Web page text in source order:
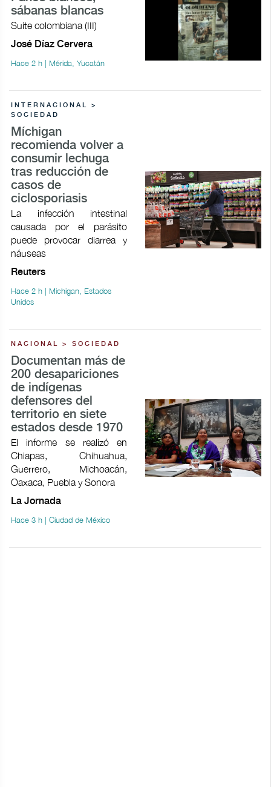
sábanas blancas
Suite colombiana (III)
José Díaz Cervera
Hace 2 h | Mérida, Yucatán
INTERNACIONAL >
SOCIEDAD
Míchigan
recomienda volver a
consumir lechuga
tras reducción de
casos de
ciclosporiasis
La infección intestinal
causada por el parásito
puede provocar ​diarrea y
náuseas
Reuters
Hace 2 h | Michigan, Estados
Unidos
NACIONAL > SOCIEDAD
Documentan más de
200 desapariciones
de indígenas
defensores del
territorio en siete
estados desde 1970
El informe se realizó en
Chiapas, Chihuahua,
Guerrero, Michoacán,
Oaxaca, Puebla y Sonora
La Jornada
Hace 3 h | Ciudad de México